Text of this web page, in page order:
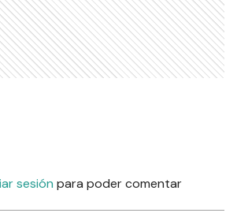
sesión para poder comentar